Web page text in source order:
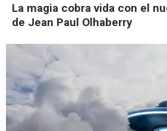
La magia cobra vida con el
de Jean Paul Olhaberry